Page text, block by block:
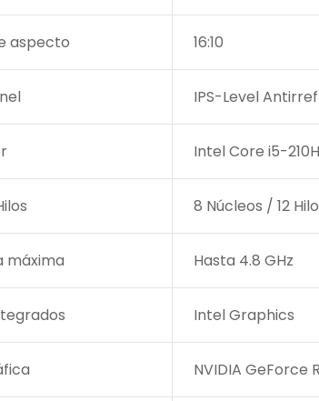
aspecto 16:10
IPS-Level
Intel Core i5-210H
8 Núcleos / 12
máxima Hasta 4.8 GHz
Intel Graphics
NVIDIA GeForce